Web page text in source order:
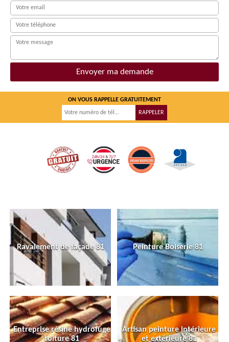
ON VOUS RAPPELLE GRATUITEMENT
Ravalement de façade 81 Peinture Boiserie 81
Entreprise résine hydrofuge
toiture 81
Artisan peinture intérieure
et extérieure 81